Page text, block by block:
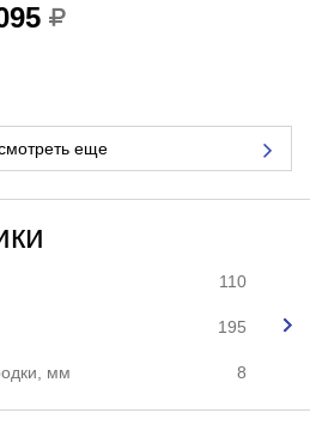
еще
110
195
мм 8